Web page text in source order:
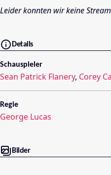
Leider konnten wir keine
Details
Schauspieler
Sean Patrick Flanery, Corey
Regie
George Lucas
Bilder